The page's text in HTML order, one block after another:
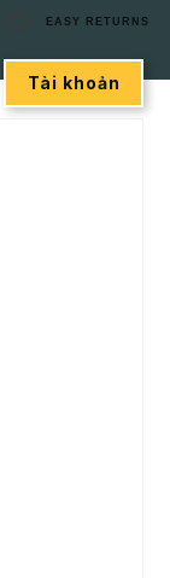
Tài khoản
EASY RETURNS